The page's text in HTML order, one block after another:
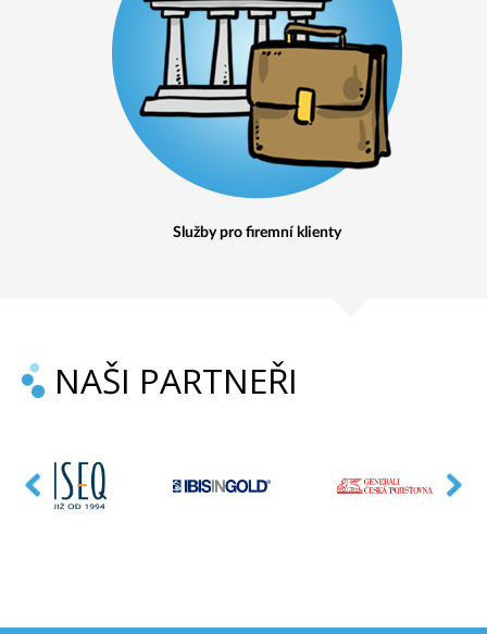
Služby pro firemní klienty
NAŠI PARTNEŘI